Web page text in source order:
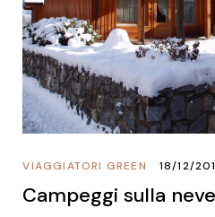
VIAGGIATORI GREEN 18/12/
Campeggi sulla neve